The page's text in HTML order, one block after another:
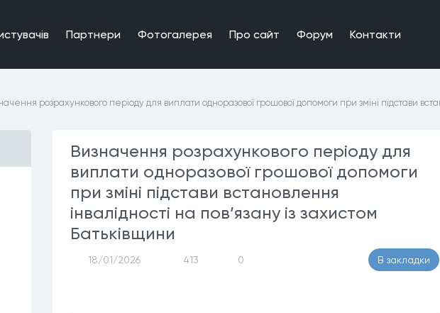
Партнери Фотогалерея Про сайт Форум Контакти
розрахункового періоду для виплати одноразової грошової допомоги при зміні підстави
Визначення розрахункового періоду для
виплати одноразової грошової допомоги
при зміні підстави встановлення
інвалідності на пов’язану із захистом
Батьківщини
18/01/2026 413 0 В закладки